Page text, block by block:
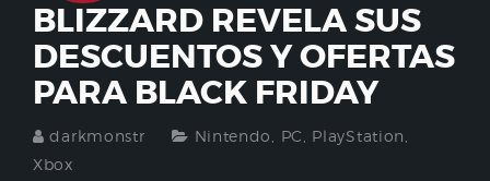
BLIZZARD REVELA SUS
DESCUENTOS Y OFERTAS
PARA BLACK FRIDAY
darkmonstr Nintendo PC PlayStation
Xbox